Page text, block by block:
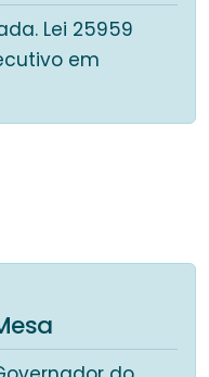
Lei 25959
em